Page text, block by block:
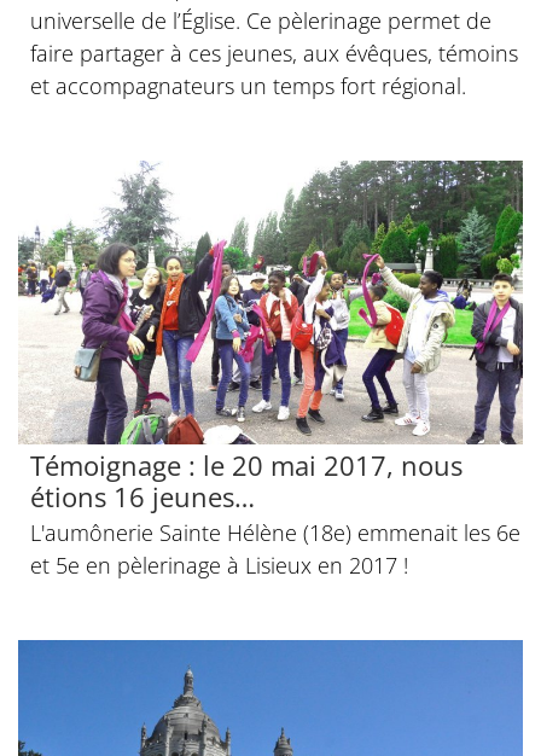
universelle de l’Église. Ce pèlerinage permet de
faire partager à ces jeunes, aux évêques, témoins
et accompagnateurs un temps fort régional.
Témoignage : le 20 mai 2017, nous
étions 16 jeunes…
L'aumônerie Sainte Hélène (18e) emmenait les 6e
et 5e en pèlerinage à Lisieux en 2017 !